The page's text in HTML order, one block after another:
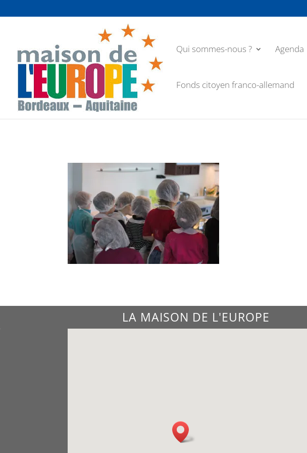
Qui sommes-nous ? Agenda
Fonds citoyen franco-allemand
LA MAISON DE L'EUROPE